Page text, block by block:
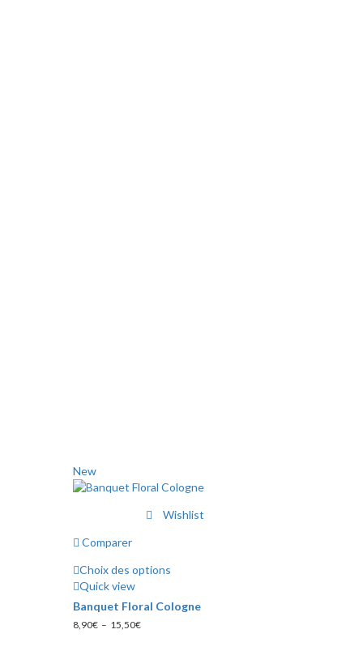
New
Wishlist
Comparer
Choix des options
Ce
produit
plusieurs
Quick view
Banquet Floral Cologne
8,90€ – 15,50€Plage